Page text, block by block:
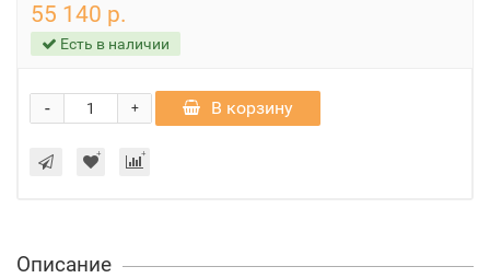
55 140 р.
Есть в наличии
+
- В корзину
Описание